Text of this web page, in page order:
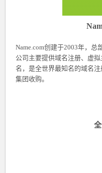
Name.com创建于2003年，
公司主要提供域名注册、虚
名，是全世界最知名的域名
集团收购。